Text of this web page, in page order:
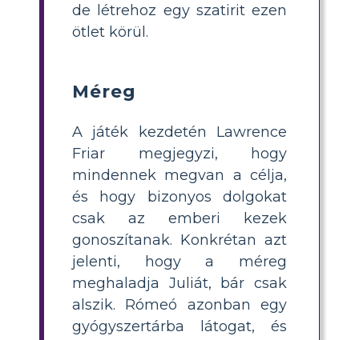
de létrehoz egy szatirit ezen
ötlet körül.
Méreg
A játék kezdetén Lawrence
Friar megjegyzi, hogy
mindennek megvan a célja,
és hogy bizonyos dolgokat
csak az emberi kezek
gonoszítanak. Konkrétan azt
jelenti, hogy a méreg
meghaladja Juliát, bár csak
alszik. Rómeó azonban egy
gyógyszertárba látogat, és